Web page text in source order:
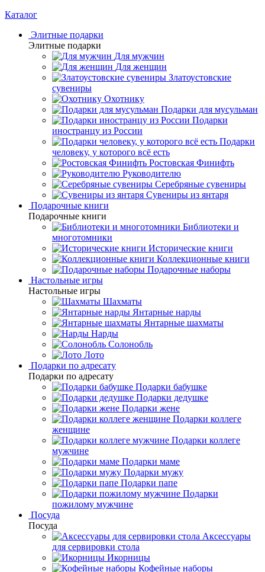
Каталог
Элитные подарки
Элитные подарки
Для мужчин
Для женщин
Златоустовские
сувениры
Охотнику
Подарки для мусульман
Подарки
иностранцу из России
Подарки
человеку, у которого всё есть
Ростовская Финифть
Руководителю
Серебряные сувениры
Сувениры из янтаря
Подарочные книги
Подарочные книги
Библиотеки и
многотомники
Исторические книги
Коллекционные книги
Подарочные наборы
Настольные игры
Настольные игры
Шахматы
Янтарные нарды
Янтарные шахматы
Нарды
Солонобль
Лото
Подарки по адресату
Подарки по адресату
Подарки бабушке
Подарки дедушке
Подарки жене
Подарки коллеге
женщине
Подарки коллеге
мужчине
Подарки маме
Подарки мужу
Подарки папе
Подарки
пожилому мужчине
Посуда
Посуда
Аксессуары
для сервировки стола
Икорницы
Кофейные наборы